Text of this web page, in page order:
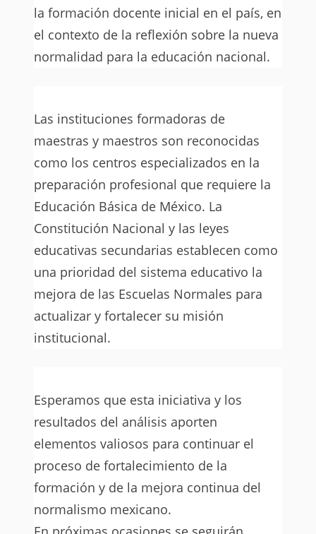
la formación docente inicial en el país, en
el contexto de la reflexión sobre la nueva
normalidad para la educación nacional.
Las instituciones formadoras de
maestras y maestros son reconocidas
como los centros especializados en la
preparación profesional que requiere la
Educación Básica de México. La
Constitución Nacional y las leyes
educativas secundarias establecen como
una prioridad del sistema educativo la
mejora de las Escuelas Normales para
actualizar y fortalecer su misión
institucional.
Esperamos que esta iniciativa y los
resultados del análisis aporten
elementos valiosos para continuar el
proceso de fortalecimiento de la
formación y de la mejora continua del
normalismo mexicano.